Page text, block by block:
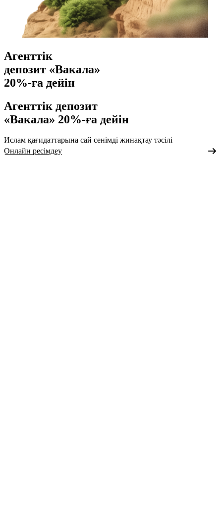
Агенттік
депозит «Вакала»
20%-ға дейін
Агенттік депозит
«Вакала» 20%-ға дейін
Ислам қағидаттарына сай сенімді жинақтау тәсілі
Онлайн ресімдеу